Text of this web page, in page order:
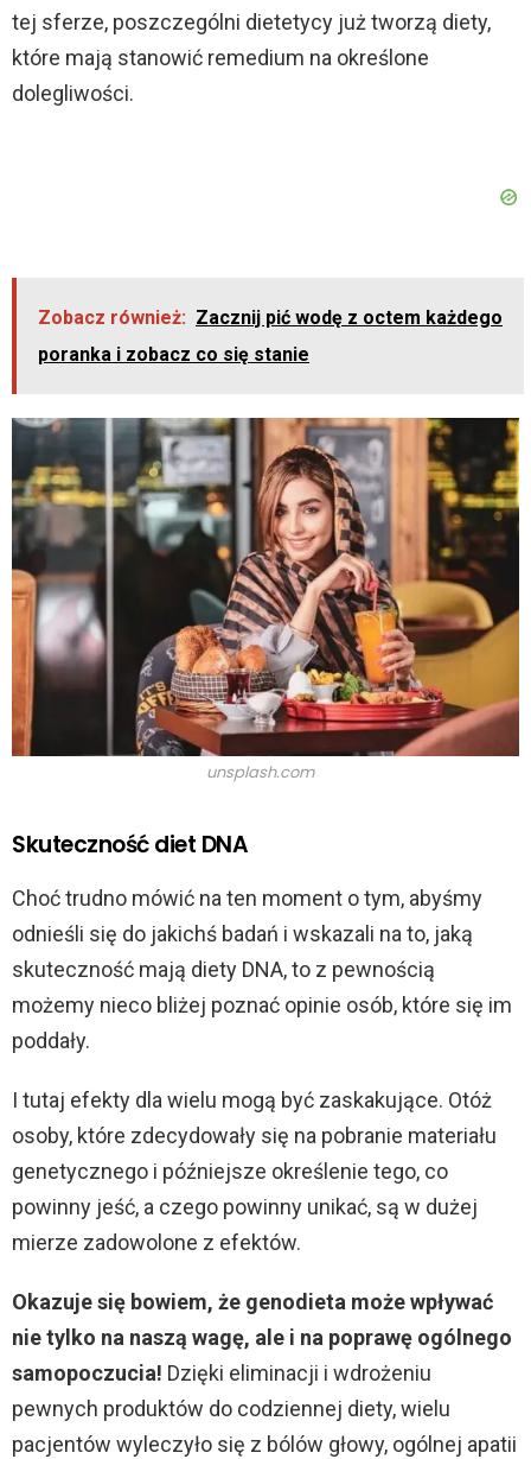
tej sferze, poszczególni dietetycy już tworzą diety,
które mają stanowić remedium na określone
dolegliwości.
Zobacz również: Zacznij pić wodę z octem każdego
poranka i zobacz co się stanie
unsplash.com
Skuteczność diet DNA
Choć trudno mówić na ten moment o tym, abyśmy
odnieśli się do jakichś badań i wskazali na to, jaką
skuteczność mają diety DNA, to z pewnością
możemy nieco bliżej poznać opinie osób, które się im
poddały.
I tutaj efekty dla wielu mogą być zaskakujące. Otóż
osoby, które zdecydowały się na pobranie materiału
genetycznego i późniejsze określenie tego, co
powinny jeść, a czego powinny unikać, są w dużej
mierze zadowolone z efektów.
Okazuje się bowiem, że genodieta może wpływać
nie tylko na naszą wagę, ale i na poprawę ogólnego
samopoczucia! Dzięki eliminacji i wdrożeniu
pewnych produktów do codziennej diety, wielu
pacjentów wyleczyło się z bólów głowy, ogólnej apatii